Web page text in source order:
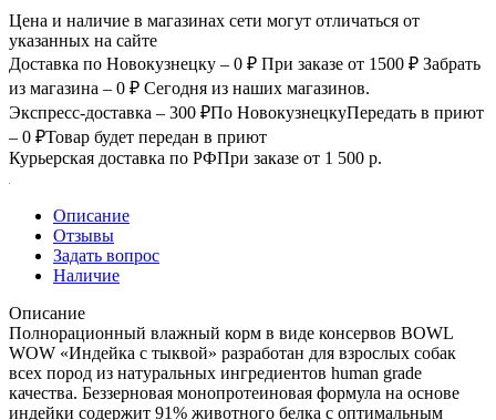
Цена и наличие в магазинах сети могут отличаться от
указанных на сайте
Доставка по Новокузнецку – 0 ₽ При заказе от 1500 ₽ Забрать
из магазина – 0 ₽ Сегодня из наших магазинов.
Экспресс-доставка – 300 ₽По НовокузнецкуПередать в приют
– 0 ₽Товар будет передан в приют
Курьерская доставка по РФПри заказе от 1 500 р.
Описание
Отзывы
Задать вопрос
Наличие
Описание
Полнорационный влажный корм в виде консервов BOWL
WOW «Индейка с тыквой» разработан для взрослых собак
всех пород из натуральных ингредиентов human grade
качества. Беззерновая монопротеиновая формула на основе
индейки содержит 91% животного белка с оптимальным